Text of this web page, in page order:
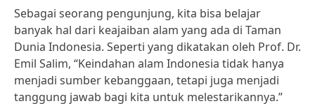
Sebagai seorang pengunjung, kita bisa belajar
banyak hal dari keajaiban alam yang ada di Taman
Dunia Indonesia. Seperti yang dikatakan oleh Prof. Dr.
Emil Salim, “Keindahan alam Indonesia tidak hanya
menjadi sumber kebanggaan, tetapi juga menjadi
tanggung jawab bagi kita untuk melestarikannya.”